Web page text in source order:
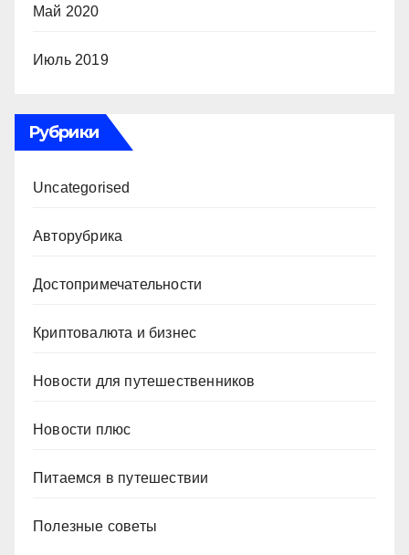
Май 2020
Июль 2019
Рубрики
Uncategorised
Авторубрика
Достопримечательности
Криптовалюта и бизнес
Новости для путешественников
Новости плюс
Питаемся в путешествии
Полезные советы